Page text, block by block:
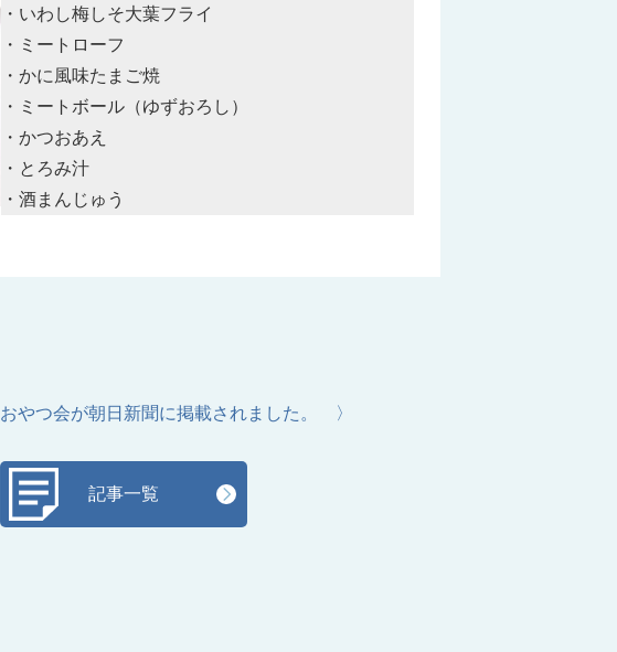
・いわし梅しそ大葉フライ
・ミートローフ
・かに風味たまご焼
・ミートボール（ゆずおろし）
・かつおあえ
・とろみ汁
・酒まんじゅう
おやつ会が朝日新聞に掲載されました。 〉
記事一覧